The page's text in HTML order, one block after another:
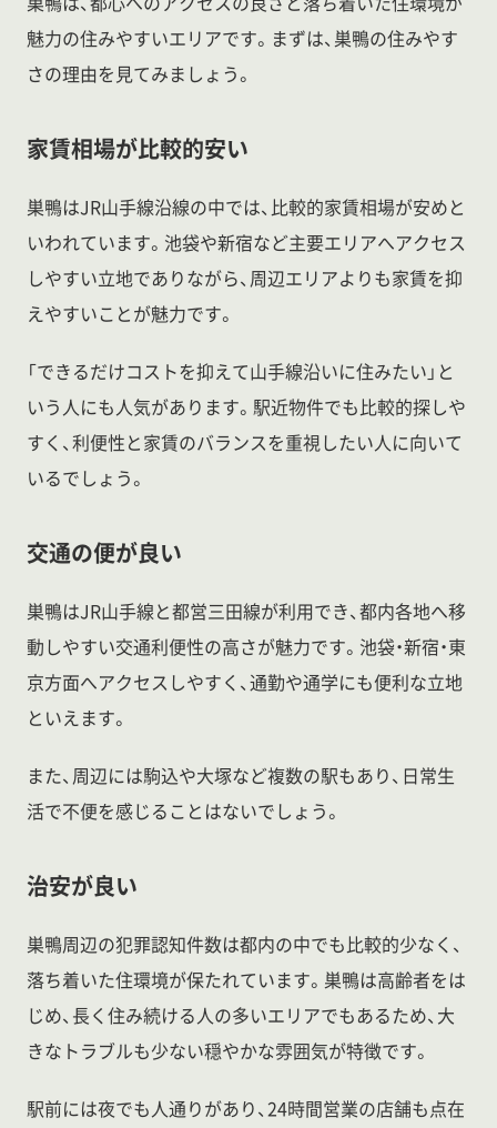
魅力の住みやすいエリアです。まずは、巣鴨の住みやす
さの理由を見てみましょう。
家賃相場が比較的安い
巣鴨はJR山手線沿線の中では、比較的家賃相場が安めと
いわれています。池袋や新宿など主要エリアへアクセス
しやすい立地でありながら、周辺エリアよりも家賃を抑
えやすいことが魅力です。
「できるだけコストを抑えて山手線沿いに住みたい」と
いう人にも人気があります。駅近物件でも比較的探しや
すく、利便性と家賃のバランスを重視したい人に向いて
いるでしょう。
交通の便が良い
巣鴨はJR山手線と都営三田線が利用でき、都内各地へ移
動しやすい交通利便性の高さが魅力です。池袋・新宿・東
京方面へアクセスしやすく、通勤や通学にも便利な立地
といえます。
また、周辺には駒込や大塚など複数の駅もあり、日常生
活で不便を感じることはないでしょう。
治安が良い
巣鴨周辺の犯罪認知件数は都内の中でも比較的少なく、
落ち着いた住環境が保たれています。巣鴨は高齢者をは
じめ、長く住み続ける人の多いエリアでもあるため、大
きなトラブルも少ない穏やかな雰囲気が特徴です。
駅前には夜でも人通りがあり、24時間営業の店舗も点在